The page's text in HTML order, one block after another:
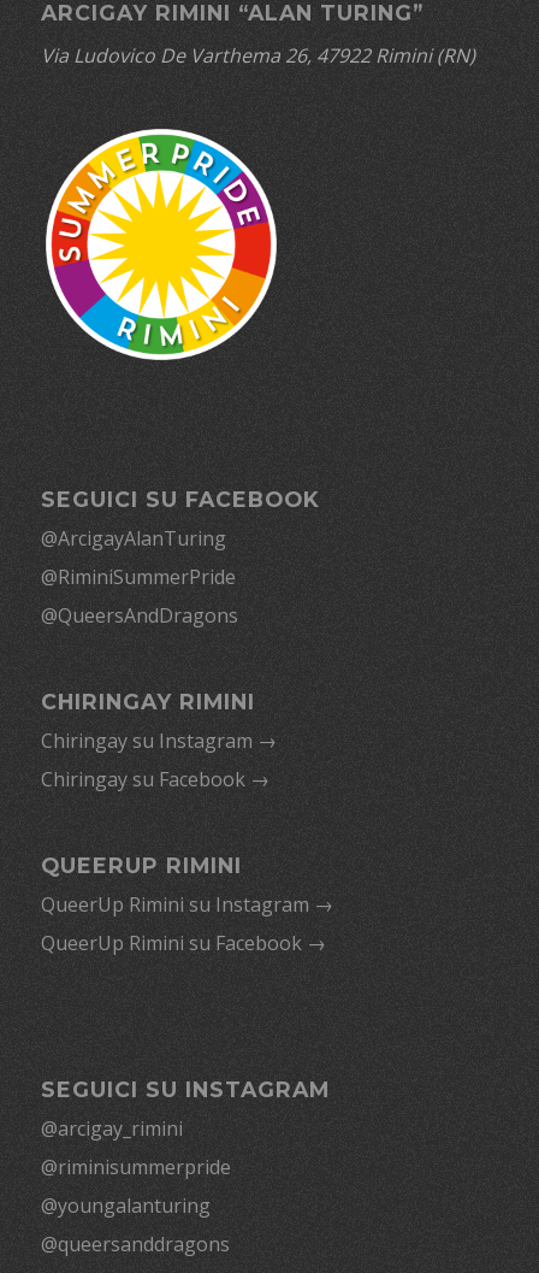
ARCIGAY RIMINI “ALAN TURING”
Via Ludovico De Varthema 26, 47922 Rimini (RN)
SEGUICI SU FACEBOOK
@ArcigayAlanTuring
@RiminiSummerPride
@QueersAndDragons
CHIRINGAY RIMINI
Chiringay su Instagram →
Chiringay su Facebook →
QUEERUP RIMINI
QueerUp Rimini su Instagram →
QueerUp Rimini su Facebook →
SEGUICI SU INSTAGRAM
@arcigay_rimini
@riminisummerpride
@youngalanturing
@queersanddragons